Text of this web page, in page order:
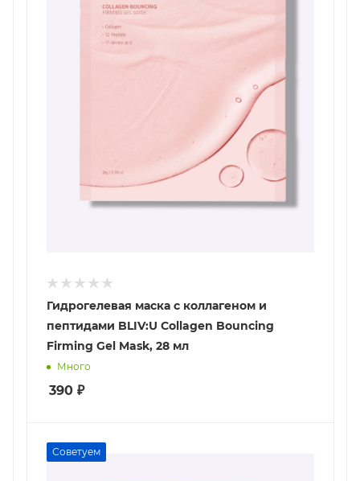
Гидрогелевая маска с коллагеном и
пептидами BLIV:U Collagen Bouncing
Firming Gel Mask, 28 мл
Много
390 ₽
Советуем